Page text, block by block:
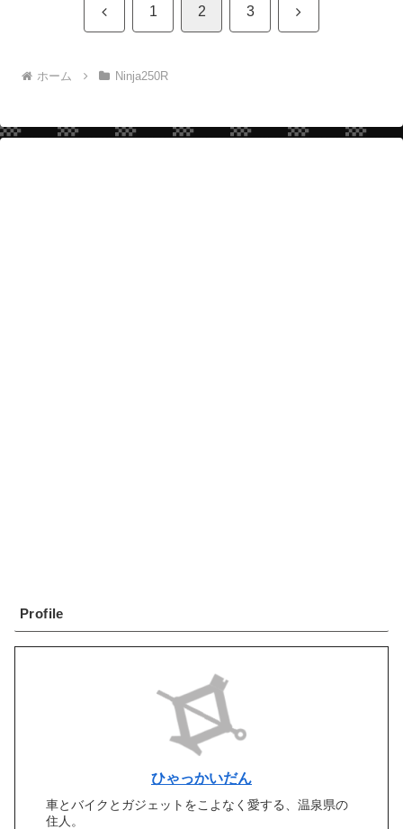
前 1 2 3 次
ホーム Ninja250R
Profile
ひゃっかいだん
車とバイクとガジェットをこよなく愛する、温泉県の
住人。